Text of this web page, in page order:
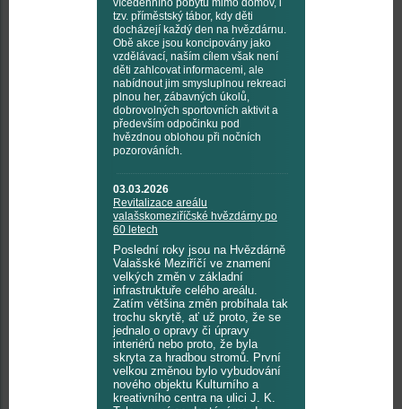
vícedenního pobytu mimo domov, i
tzv. příměstský tábor, kdy děti
docházejí každý den na hvězdárnu.
Obě akce jsou koncipovány jako
vzdělávací, naším cílem však není
děti zahlcovat informacemi, ale
nabídnout jim smysluplnou rekreaci
plnou her, zábavných úkolů,
dobrovolných sportovních aktivit a
především odpočinku pod
hvězdnou oblohou při nočních
pozorováních.
03.03.2026
Revitalizace areálu
valašskomeziříčské hvězdárny po
60 letech
Poslední roky jsou na Hvězdárně
Valašské Meziříčí ve znamení
velkých změn v základní
infrastruktuře celého areálu.
Zatím většina změn probíhala tak
trochu skrytě, ať už proto, že se
jednalo o opravy či úpravy
interiérů nebo proto, že byla
skryta za hradbou stromů. První
velkou změnou bylo vybudování
nového objektu Kulturního a
kreativního centra na ulici J. K.